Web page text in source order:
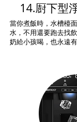
14.㕑下型
當你煮飯時，水槽檯
水，不用還要跑去找
奶給小孩喝，也永遠有